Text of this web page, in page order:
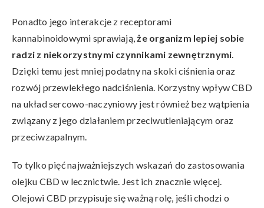
Ponadto jego interakcje z receptorami
kannabinoidowymi sprawiają,że organizm lepiej sobie
radzi z niekorzystnymi czynnikami zewnętrznymi.
Dzięki temu jest mniej podatny na skoki ciśnienia oraz
rozwój przewlekłego nadciśnienia. Korzystny wpływ CBD
na układ sercowo-naczyniowy jest również bez wątpienia
związany z jego działaniem przeciwutleniającym oraz
przeciwzapalnym.
To tylko pięć najważniejszych wskazań do zastosowania
olejku CBD w lecznictwie. Jest ich znacznie więcej.
Olejowi CBD przypisuje się ważną rolę, jeśli chodzi o